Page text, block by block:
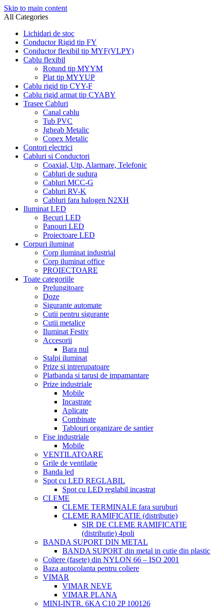
Skip to main content
All Categories
Lichidari de stoc
Conductor Rigid tip FY
Conductor flexibil tip MYF(VLPY)
Cablu flexibil
Rotund tip MYYM
Plat tip MYYUP
Cablu rigid tip CYY-F
Cablu rigid armat tip CYABY
Trasee Cabluri
Canal cablu
Tub PVC
Jgheab Metalic
Copex Metalic
Contori electrici
Cabluri si Conductori
Coaxial, Utp, Alarmare, Telefonic
Cabluri de sudura
Cabluri MCC-G
Cabluri RV-K
Cabluri fara halogen N2XH
Iluminat LED
Becuri LED
Panouri LED
Proiectoare LED
Corpuri iluminat
Corp iluminat industrial
Corp iluminat office
PROIECTOARE
Toate categoriile
Prelungitoare
Doze
Sigurante automate
Cutii pentru sigurante
Cutii metalice
Iluminat Festiv
Accesorii
Bara nul
Stalpi iluminat
Prize si intrerupatoare
Platbanda si tarusi de impamantare
Prize industriale
Mobile
Incastrate
Aplicate
Combinate
Tablouri organizare de santier
Fise industriale
Mobile
VENTILATOARE
Grile de ventilatie
Banda led
Spot cu LED REGLABIL
Spot cu LED reglabil incastrat
CLEME
CLEME TERMINALE fara suruburi
CLEME RAMIFICATIE (distributie)
SIR DE CLEME RAMIFICATIE
(distributie) 4poli
BANDA SUPORT DIN METAL
BANDA SUPORT din metal in cutie din plastic
Coliere (fasete) din NYLON 66 – ISO 2001
Baza autocolanta pentru coliere
VIMAR
VIMAR NEVE
VIMAR PLANA
MINI-INTR. 6KA C10 2P 100126